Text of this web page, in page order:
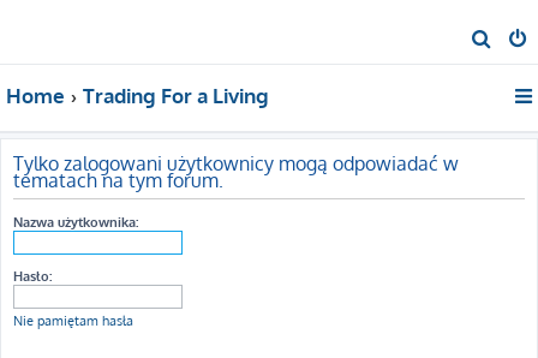
z
Home Trading For a Living
Tylko zalogowani użytkownicy mogą odpowiadać w
tematach na tym forum.
Nazwa użytkownika:
Hasło:
Nie pamiętam hasła